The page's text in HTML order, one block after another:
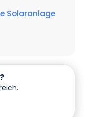
Solaranlage